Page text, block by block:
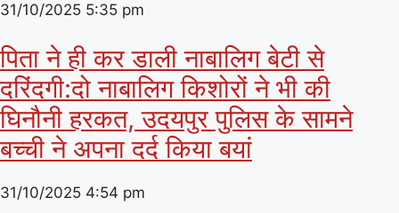
31/10/2025 5:35 pm
पिता ने ही कर डाली नाबालिग बेटी से
दरिंदगी:दो नाबालिग किशोरों ने भी की
घिनौनी हरकत, उदयपुर पुलिस के सामने
बच्ची ने अपना दर्द किया बयां
31/10/2025 4:54 pm